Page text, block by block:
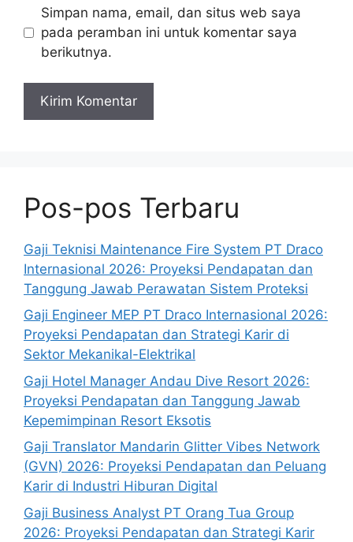
Simpan nama, email, dan situs web saya
pada peramban ini untuk komentar saya
berikutnya.
Pos-pos Terbaru
Gaji Teknisi Maintenance Fire System PT Draco
Internasional 2026: Proyeksi Pendapatan dan
Tanggung Jawab Perawatan Sistem Proteksi
Gaji Engineer MEP PT Draco Internasional 2026:
Proyeksi Pendapatan dan Strategi Karir di
Sektor Mekanikal-Elektrikal
Gaji Hotel Manager Andau Dive Resort 2026:
Proyeksi Pendapatan dan Tanggung Jawab
Kepemimpinan Resort Eksotis
Gaji Translator Mandarin Glitter Vibes Network
(GVN) 2026: Proyeksi Pendapatan dan Peluang
Karir di Industri Hiburan Digital
Gaji Business Analyst PT Orang Tua Group
2026: Proyeksi Pendapatan dan Strategi Karir